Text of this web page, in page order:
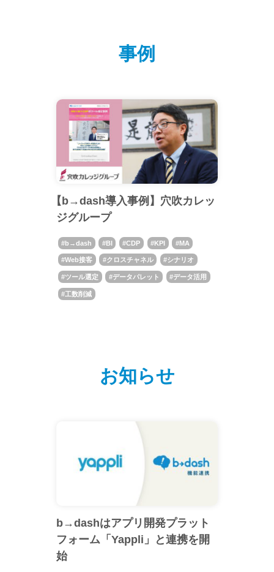
事例
【b→dash導入事例】穴吹カレッ
ジグループ
b→dash BI CDP KPI MA
Web接客 クロスチャネル シナリオ
ツール選定 データパレット データ活用
工数削減
お知らせ
b→dashはアプリ開発プラット
フォーム「Yappli」と連携を開
始